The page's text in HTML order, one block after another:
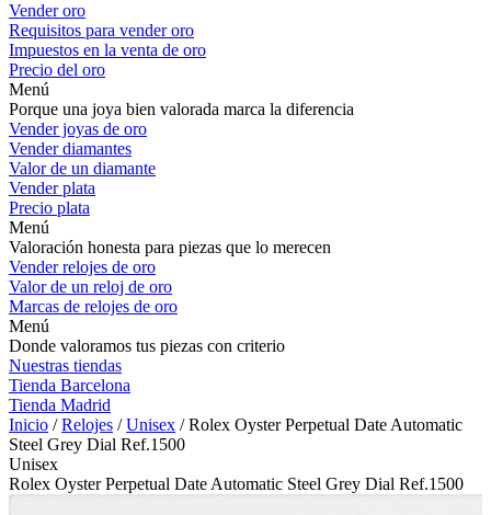
Vender oro
Requisitos para vender oro
Impuestos en la venta de oro
Precio del oro
Menú
Porque una joya bien valorada marca la diferencia
Vender joyas de oro
Vender diamantes
Valor de un diamante
Vender plata
Precio plata
Menú
Valoración honesta para piezas que lo merecen
Vender relojes de oro
Valor de un reloj de oro
Marcas de relojes de oro
Menú
Donde valoramos tus piezas con criterio
Nuestras tiendas
Tienda Barcelona
Tienda Madrid
Inicio /Relojes /Unisex / Rolex Oyster Perpetual Date Automatic
Steel Grey Dial Ref.1500
Unisex
Rolex Oyster Perpetual Date Automatic Steel Grey Dial Ref.1500